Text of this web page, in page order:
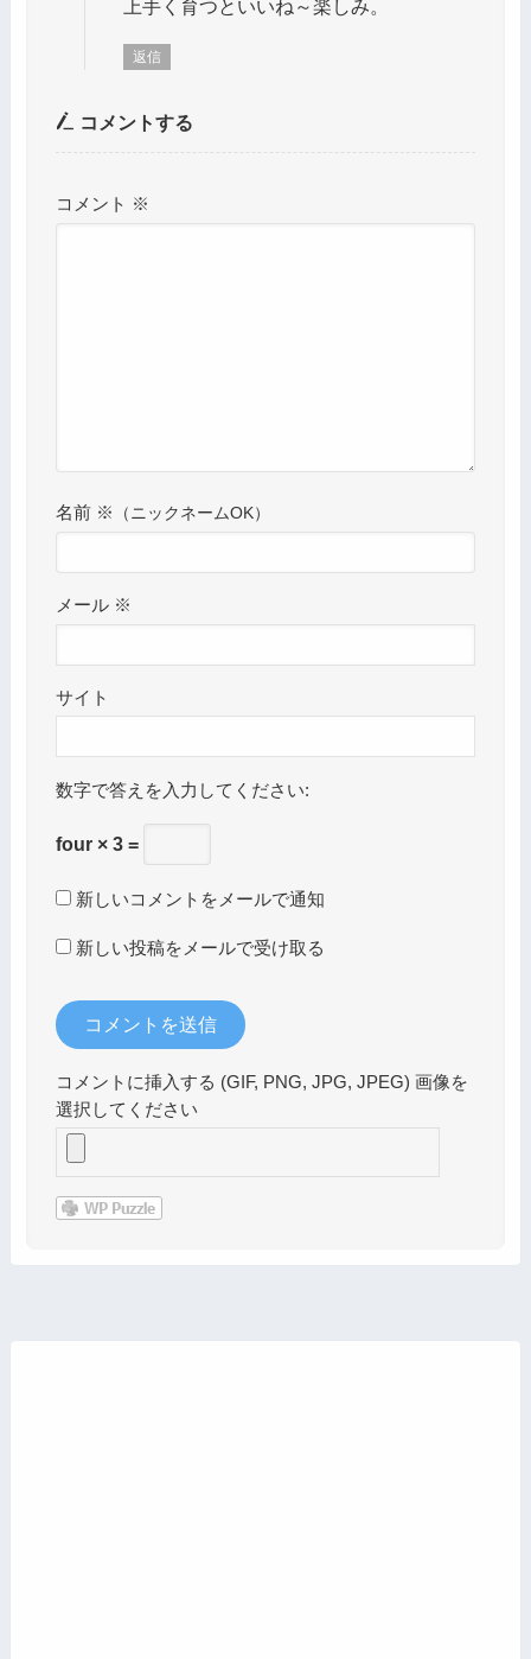
上手く育つといいね～楽しみ。
返信
コメントする
コメント ※
名前 ※
メール ※
サイト
数字で答えを入力してください:
four × 3 =
新しいコメントをメールで通知
新しい投稿をメールで受け取る
コメントに挿入する (GIF, PNG, JPG, JPEG) 画像を
選択してください